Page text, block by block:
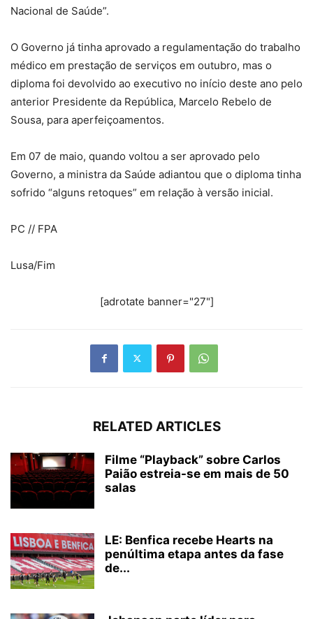
Nacional de Saúde”.
O Governo já tinha aprovado a regulamentação do trabalho
médico em prestação de serviços em outubro, mas o
diploma foi devolvido ao executivo no início deste ano pelo
anterior Presidente da República, Marcelo Rebelo de
Sousa, para aperfeiçoamentos.
Em 07 de maio, quando voltou a ser aprovado pelo
Governo, a ministra da Saúde adiantou que o diploma tinha
sofrido “alguns retoques” em relação à versão inicial.
PC // FPA
Lusa/Fim
[adrotate banner="27"]
RELATED ARTICLES
Filme “Playback” sobre Carlos
Paião estreia-se em mais de 50
salas
LE: Benfica recebe Hearts na
penúltima etapa antes da fase
de...